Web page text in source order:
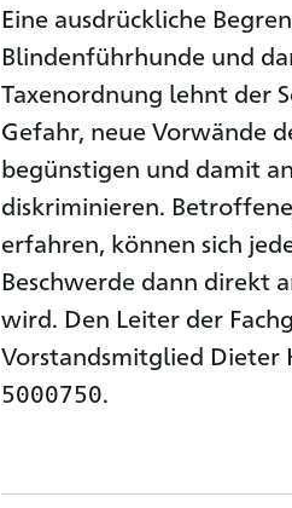
Eine ausdrückliche
Blindenführhunde und
Taxenordnung lehnt der
Gefahr, neue Vorwände
begünstigen und damit
diskriminieren.
erfahren, können sich
Beschwerde dann direkt
wird. Den Leiter der
Vorstandsmitglied Dieter
5000750.